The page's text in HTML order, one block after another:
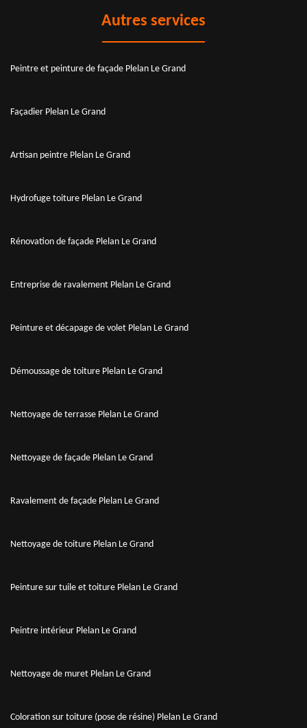
Autres services
Peintre et peinture de façade Plelan Le Grand
Façadier Plelan Le Grand
Artisan peintre Plelan Le Grand
Hydrofuge toiture Plelan Le Grand
Rénovation de façade Plelan Le Grand
Entreprise de ravalement Plelan Le Grand
Peinture et décapage de volet Plelan Le Grand
Démoussage de toiture Plelan Le Grand
Nettoyage de terrasse Plelan Le Grand
Nettoyage de façade Plelan Le Grand
Ravalement de façade Plelan Le Grand
Nettoyage de toiture Plelan Le Grand
Peinture sur tuile et toiture Plelan Le Grand
Peintre intérieur Plelan Le Grand
Nettoyage de muret Plelan Le Grand
Coloration sur toiture (pose de résine) Plelan Le Grand